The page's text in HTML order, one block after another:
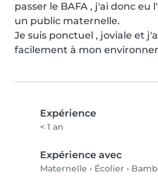
passer le BAFA , j'ai donc eu
un public maternelle.
Je suis ponctuel , joviale et
facilement à mon
Expérience
< 1 an
Expérience avec
Maternelle • Écolier •